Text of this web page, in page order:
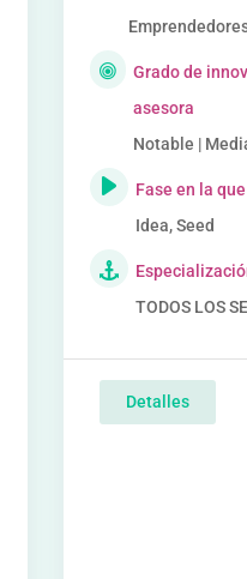
Grado de
asesora
Notable |
Fase en la
Idea, Seed
TODOS LOS
Detalles